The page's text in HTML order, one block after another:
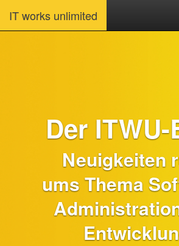
IT works unlimited
Der
Neuigkeiten
ums Thema